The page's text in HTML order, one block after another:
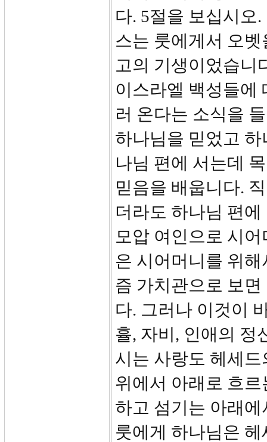
다. 5절을 보십시오
스는 룻에게서 오
고의 기생이었습니
이스라엘 백성들에
러 온다는 소식을
하나님을 믿었고
나님 편에 서는데
믿음을 배웁니다.
더라도 하나님 편
모압 여인으로 시
은 시어머니를 위
즘 가치관으로 보
다. 그러나 이것이
휼, 자비, 인애의 정
시는 사랑도 헤세
위에서 아래로 흐
하고 섬기는 아래
룻에게 하나님은